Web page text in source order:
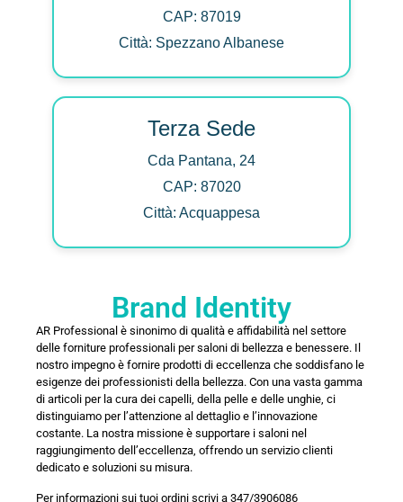
CAP: 87019
Città: Spezzano Albanese
Terza Sede
Cda Pantana, 24
CAP: 87020
Città: Acquappesa
Brand Identity
AR Professional è sinonimo di qualità e affidabilità nel settore
delle forniture professionali per saloni di bellezza e benessere. Il
nostro impegno è fornire prodotti di eccellenza che soddisfano le
esigenze dei professionisti della bellezza. Con una vasta gamma
di articoli per la cura dei capelli, della pelle e delle unghie, ci
distinguiamo per l’attenzione al dettaglio e l’innovazione
costante. La nostra missione è supportare i saloni nel
raggiungimento dell’eccellenza, offrendo un servizio clienti
dedicato e soluzioni su misura.
Per informazioni sui tuoi ordini scrivi a 347/3906086